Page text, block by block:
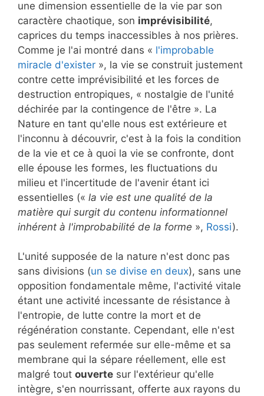
une dimension essentielle de la vie par son
caractère chaotique, son imprévisibilité,
caprices du temps inaccessibles à nos prières.
Comme je l'ai montré dans « l'improbable
miracle d'exister », la vie se construit justement
contre cette imprévisibilité et les forces de
destruction entropiques, « nostalgie de l'unité
déchirée par la contingence de l'être ». La
Nature en tant qu'elle nous est extérieure et
l'inconnu à découvrir, c'est à la fois la condition
de la vie et ce à quoi la vie se confronte, dont
elle épouse les formes, les fluctuations du
milieu et l'incertitude de l'avenir étant ici
essentielles (« la vie est une qualité de la
matière qui surgit du contenu informationnel
inhérent à l'improbabilité de la forme », Rossi).
L'unité supposée de la nature n'est donc pas
sans divisions (un se divise en deux), sans une
opposition fondamentale même, l'activité vitale
étant une activité incessante de résistance à
l'entropie, de lutte contre la mort et de
régénération constante. Cependant, elle n'est
pas seulement refermée sur elle-même et sa
membrane qui la sépare réellement, elle est
malgré tout ouverte sur l'extérieur qu'elle
intègre, s'en nourrissant, offerte aux rayons du